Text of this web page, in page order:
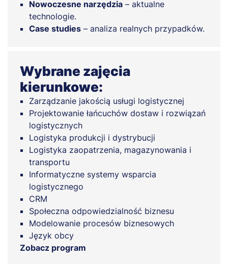
Nowoczesne narzędzia – aktualne
technologie.
Case studies – analiza realnych przypadków.
Wybrane zajęcia
kierunkowe:
Zarządzanie jakością usługi logistycznej
Projektowanie łańcuchów dostaw i rozwiązań
logistycznych
Logistyka produkcji i dystrybucji
Logistyka zaopatrzenia, magazynowania i
transportu
Informatyczne systemy wsparcia
logistycznego
CRM
Społeczna odpowiedzialność biznesu
Modelowanie procesów biznesowych
Język obcy
Zobacz program